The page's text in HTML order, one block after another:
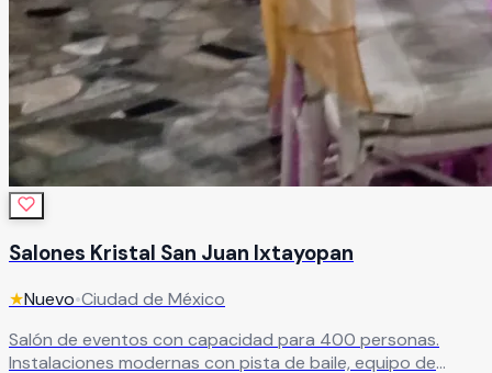
Salones Kristal San Juan Ixtayopan
★Nuevo•Ciudad de México
Salón de eventos con capacidad para 400 personas.
Instalaciones modernas con pista de baile, equipo de